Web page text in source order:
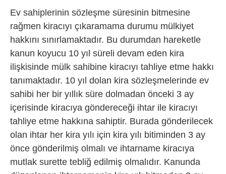
Ev sahiplerinin sözleşme süresinin bitmesine
rağmen kiracıyı çıkaramama durumu mülkiyet
hakkını sınırlamaktadır. Bu durumdan hareketle
kanun koyucu 10 yıl süreli devam eden kira
ilişkisinde mülk sahibine kiracıyı tahliye etme hakkı
tanımaktadır. 10 yıl dolan kira sözleşmelerinde ev
sahibi her bir yıllık süre dolmadan önceki 3 ay
içerisinde kiracıya göndereceği ihtar ile kiracıyı
tahliye etme hakkına sahiptir. Burada gönderilecek
olan ihtar her kira yılı için kira yılı bitiminden 3 ay
önce gönderilmiş olmalı ve ihtarname kiracıya
mutlak surette tebliğ edilmiş olmalıdır. Kanunda